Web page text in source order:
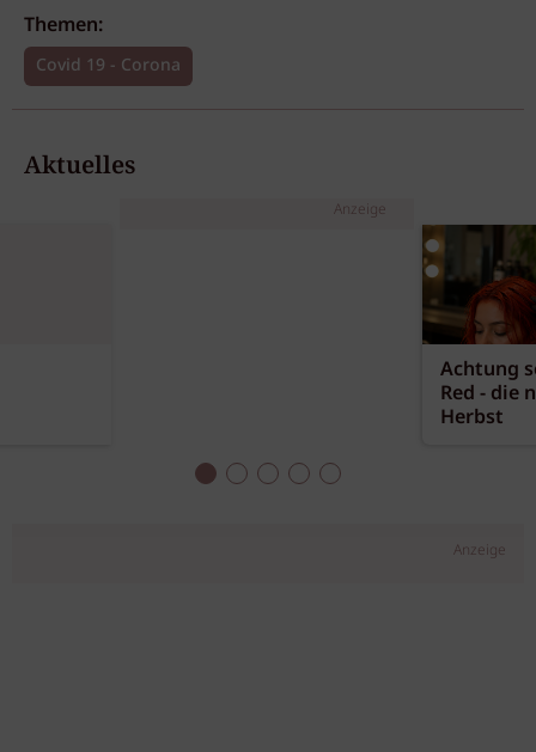
Themen:
Covid 19 - Corona
Aktuelles
Anzeige
Achtung
Red - die
Herbst
Anzeige